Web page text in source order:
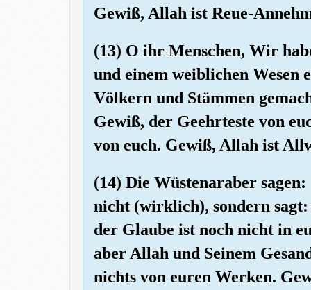
Gewiß, Allah ist Reue-
(13) O ihr Menschen, Wir
und einem weiblichen Wesen
Völkern und Stämmen
Gewiß, der Geehrteste von
von euch. Gewiß, Allah ist
(14) Die Wüstenaraber
nicht (wirklich), sondern
der Glaube ist noch nicht in
aber Allah und Seinem
nichts von euren Werken.